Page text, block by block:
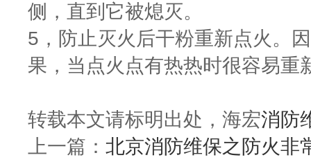
侧，直到它被熄灭。
5，防止灭火后干粉重新点火。
果，当点火点有热热时很容易重
转载本文请标明出处，海宏消防
上一篇： 北京消防维保之防火非